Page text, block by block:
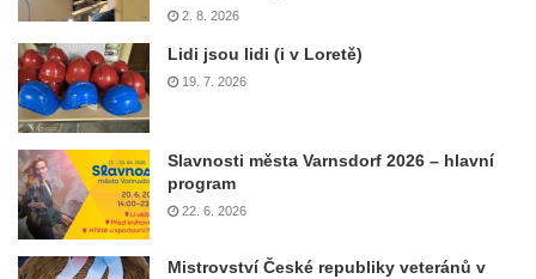
2. 8. 2026
Lidi jsou lidi (i v Loretě)
19. 7. 2026
Slavnosti města Varnsdorf 2026 – hlavní
program
22. 6. 2026
Mistrovství České republiky veteránů v